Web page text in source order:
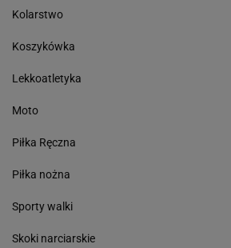
Kolarstwo
Koszykówka
Lekkoatletyka
Moto
Piłka Ręczna
Piłka nożna
Sporty walki
Skoki narciarskie